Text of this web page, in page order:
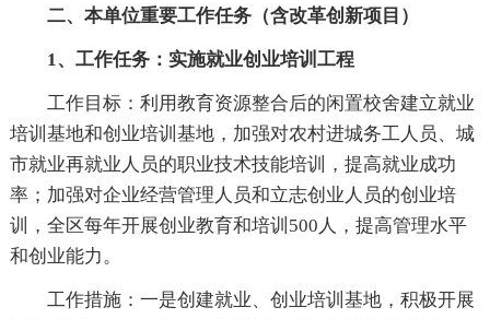
二、本单位重要工作任务（含改革创新项目）
1、工作任务：实施就业创业培训工程
工作目标：利用教育资源整合后的闲置校舍建立就业
培训基地和创业培训基地，加强对农村进城务工人员、城
市就业再就业人员的职业技术技能培训，提高就业成功
率；加强对企业经营管理人员和立志创业人员的创业培
训，全区每年开展创业教育和培训500人，提高管理水平
和创业能力。
工作措施：一是创建就业、创业培训基地，积极开展